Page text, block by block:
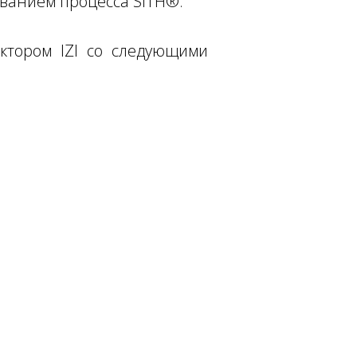
IZI со следующими